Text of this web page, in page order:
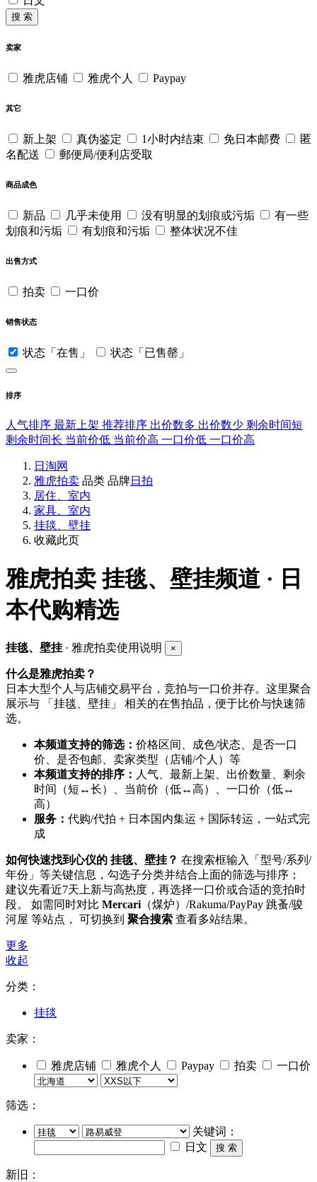
搜 索
卖家
雅虎店铺 雅虎个人 Paypay
其它
新上架 真伪鉴定 1小时内结束 免日本邮费
匿
名配送
郵便局/便利店受取
商品成色
新品 几乎未使用 没有明显的划痕或污垢
有一些
划痕和污垢
有划痕和污垢 整体状况不佳
出售方式
拍卖 一口价
销售状态
状态「在售」 状态「已售罄」
排序
人气排序 最新上架 推荐排序 出价数多 出价数少 剩余时间短
剩余时间长 当前价低 当前价高 一口价低 一口价高
日淘网
雅虎拍卖 品类 品牌日拍
居住、室内
家具、室内
挂毯、壁挂
收藏此页
雅虎拍卖挂毯、壁挂频道 · 日
本代购精选
挂毯、壁挂 · 雅虎拍卖使用说明 ×
什么是雅虎拍卖？
日本大型个人与店铺交易平台，竞拍与一口价并存。这里聚合
展示与 「挂毯、壁挂」 相关的在售拍品，便于比价与快速筛
选。
本频道支持的筛选： 价格区间、成色/状态、是否一口
价、是否包邮、卖家类型（店铺/个人）等
本频道支持的排序： 人气、最新上架、出价数量、剩余
时间（短↔长）、当前价（低↔高）、一口价（低↔
高）
服务： 代购/代拍 + 日本国内集运 + 国际转运，一站式完
成
如何快速找到心仪的 挂毯、壁挂？ 在搜索框输入「型号/系列/
年份」等关键信息，勾选子分类并结合上面的筛选与排序；
建议先看近7天上新与高热度，再选择一口价或合适的竞拍时
段。 如需同时对比 Mercari （煤炉）/Rakuma/PayPay 跳蚤/骏
河屋 等站点， 可切换到 聚合搜索 查看多站结果。
更多
收起
分类：
挂毯
卖家：
雅虎店铺 雅虎个人 Paypay 拍卖 一口价
筛选：
关键词：
日文
搜 索
新旧：